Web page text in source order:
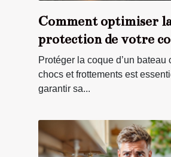
Comment optimiser
protection de votre
des pare-battages
Protéger la coque d’un bateau
chocs et frottements est
garantir sa...